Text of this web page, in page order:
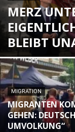
MERZ
BLEIBT
MIGRATION
MIGRANTEN
GEHEN:
MVOLKUNG“